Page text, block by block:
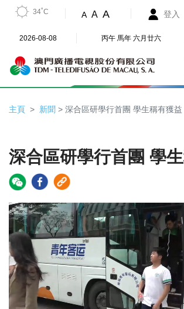
34˚C A A A 登入
2026-08-08 丙午 馬年 六月廿六
主頁 新聞 > 深合區研學行首團 學生稱有獲益
深合區研學行首團 學
Video
Player